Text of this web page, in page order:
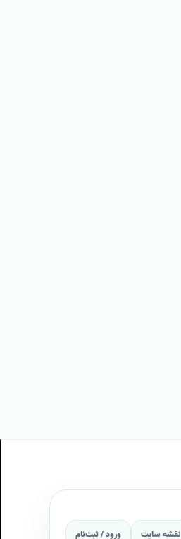
نقشه سایت ورود / ثبت‌نام